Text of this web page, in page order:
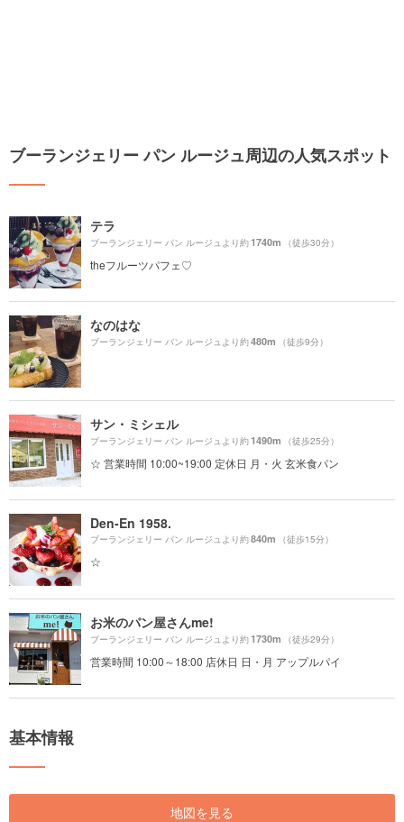
ブーランジェリー パン ルージュ周辺の人気スポット
テラ
ブーランジェリー パン ルージュより約1740m （徒歩30分）
theフルーツパフェ♡
なのはな
ブーランジェリー パン ルージュより約480m （徒歩9分）
サン・ミシェル
ブーランジェリー パン ルージュより約1490m （徒歩25分）
☆ 営業時間 10:00~19:00 定休日 月・火 玄米食パン
Den-En 1958.
ブーランジェリー パン ルージュより約840m （徒歩15分）
☆
お米のパン屋さんme!
ブーランジェリー パン ルージュより約1730m （徒歩29分）
営業時間 10:00～18:00 店休日 日・月 アップルパイ
基本情報
地図を見る